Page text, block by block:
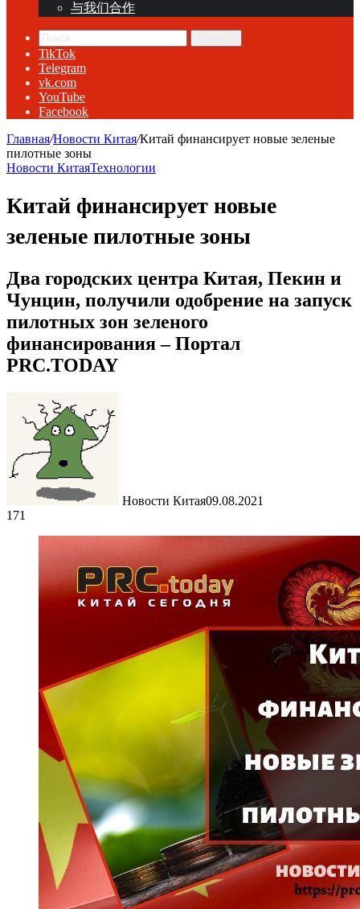
与我们合作
TikTok
Telegram
vk.com
YouTube
Facebook
Главная/Новости Китая/Китай финансирует новые зеленые
пилотные зоны
Новости КитаяТехнологии
Китай финансирует новые
зеленые пилотные зоны
Два городских центра Китая, Пекин и
Чунцин, получили одобрение на запуск
пилотных зон зеленого
финансирования – Портал
PRC.TODAY
Новости Китая09.08.2021
171